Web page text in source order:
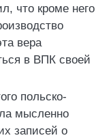
что кроме него
вера
в ВПК своей
польско-
мысленно
записей о